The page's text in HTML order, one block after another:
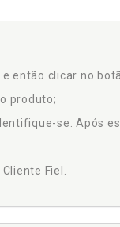
clicar no
produto;
se. Após
Fiel.